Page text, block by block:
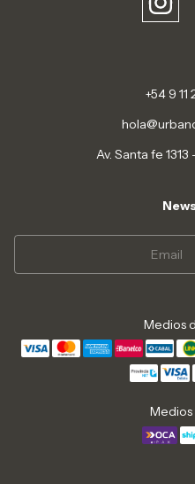
+54 9 11
Av. Santa fe
Medios